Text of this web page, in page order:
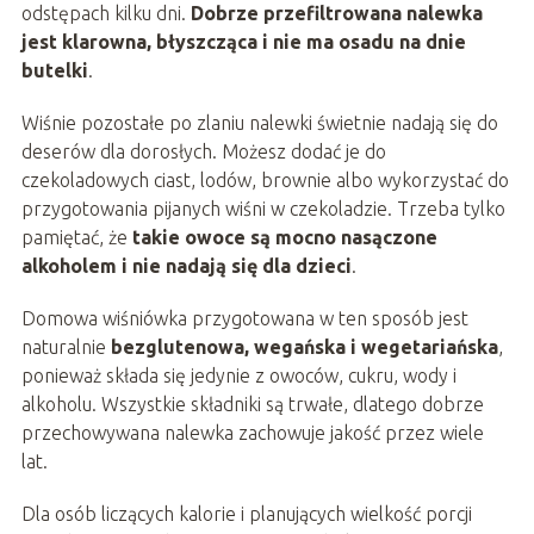
odstępach kilku dni. Dobrze przefiltrowana nalewka
jest klarowna, błyszcząca i nie ma osadu na dnie
butelki.
Wiśnie pozostałe po zlaniu nalewki świetnie nadają się do
deserów dla dorosłych. Możesz dodać je do
czekoladowych ciast, lodów, brownie albo wykorzystać do
przygotowania pijanych wiśni w czekoladzie. Trzeba tylko
pamiętać, że takie owoce są mocno nasączone
alkoholem i nie nadają się dla dzieci.
Domowa wiśniówka przygotowana w ten sposób jest
naturalnie bezglutenowa, wegańska i wegetariańska,
ponieważ składa się jedynie z owoców, cukru, wody i
alkoholu. Wszystkie składniki są trwałe, dlatego dobrze
przechowywana nalewka zachowuje jakość przez wiele
lat.
Dla osób liczących kalorie i planujących wielkość porcji